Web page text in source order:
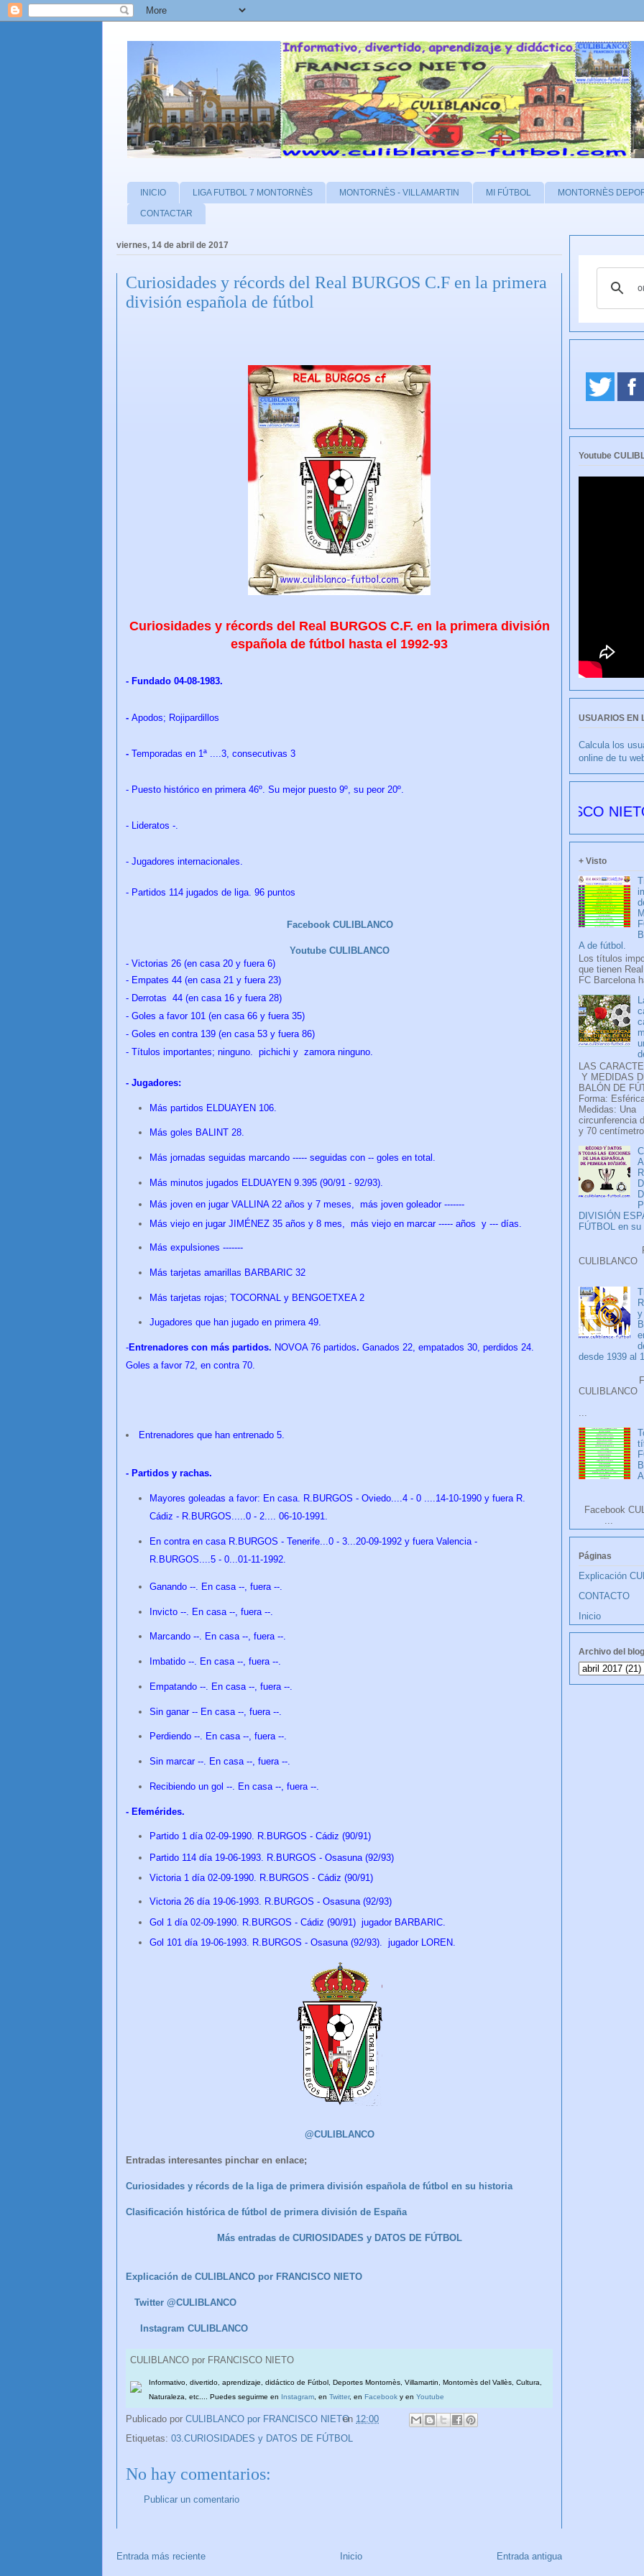
INICIO LIGA FUTBOL 7 MONTORNÈS MONTORNÈS - VILLAMARTIN MI FÚTBOL MONTORNÈS
CONTACTAR
viernes, 14 de abril de 2017
Curiosidades y récords del Real BURGOS C.F en la primera
división española de fútbol
Curiosidades y récords del Real BURGOS C.F. en la primera división
española de fútbol hasta el 1992-93
- Fundado 04-08-1983.
- Apodos; Rojipardillos
- Temporadas en 1ª ....3, consecutivas 3
- Puesto histórico en primera 46º. Su mejor puesto 9º, su peor 20º.
- Lideratos -.
- Jugadores internacionales.
- Partidos 114 jugados de liga. 96 puntos
Facebook CULIBLANCO
Youtube CULIBLANCO
- Victorias 26 (en casa 20 y fuera 6)
- Empates 44 (en casa 21 y fuera 23)
- Derrotas 44 (en casa 16 y fuera 28)
- Goles a favor 101 (en casa 66 y fuera 35)
- Goles en contra 139 (en casa 53 y fuera 86)
- Títulos importantes; ninguno. pichichi y zamora ninguno.
- Jugadores:
Más partidos ELDUAYEN 106.
Más goles BALINT 28.
Más jornadas seguidas marcando ----- seguidas con -- goles en total.
Más minutos jugados ELDUAYEN 9.395 (90/91 - 92/93).
Más joven en jugar VALLINA 22 años y 7 meses,
más joven goleador -------
Más viejo en jugar JIMÉNEZ 35 años y 8 mes, más viejo en marcar ----- años y --- días.
Más expulsiones -------
Más tarjetas amarillas BARBARIC 32
Más tarjetas rojas; TOCORNAL y BENGOETXEA 2
Jugadores que han jugado en primera 49.
-Entrenadores con más partidos. NOVOA 76 partidos. Ganados 22, empatados 30, perdidos 24.
Goles a favor 72, en contra 70.
Entrenadores que han entrenado 5.
- Partidos y rachas.
Mayores goleadas a favor: En casa. R.BURGOS - Oviedo....4 - 0 ....14-10-1990 y fuera R.
Cádiz - R.BURGOS.....0 - 2.... 06-10-1991.
En contra en casa R.BURGOS - Tenerife...0 - 3...20-09-1992 y fuera Valencia -
R.BURGOS....5 - 0...01-11-1992.
Ganando --. En casa --, fuera --.
Invicto --. En casa --, fuera --.
Marcando --. En casa --, fuera --.
Imbatido --. En casa --, fuera --.
Empatando --. En casa --, fuera --.
Sin ganar -- En casa --, fuera --.
Perdiendo --. En casa --, fuera --.
Sin marcar --. En casa --, fuera --.
Recibiendo un gol --. En casa --, fuera --.
- Efemérides.
Partido 1 día 02-09-1990. R.BURGOS - Cádiz (90/91)
Partido 114 día 19-06-1993. R.BURGOS - Osasuna (92/93)
Victoria 1 día 02-09-1990. R.BURGOS - Cádiz (90/91)
Victoria 26 día 19-06-1993. R.BURGOS - Osasuna (92/93)
Gol 1 día 02-09-1990. R.BURGOS - Cádiz (90/91) jugador BARBARIC.
Gol 101 día 19-06-1993. R.BURGOS - Osasuna (92/93). jugador LOREN.
@CULIBLANCO
Entradas interesantes pinchar en enlace;
Curiosidades y récords de la liga de primera división española de fútbol en su historia
Clasificación histórica de fútbol de primera división de España
Más entradas de CURIOSIDADES y DATOS DE FÚTBOL
Explicación de CULIBLANCO por FRANCISCO NIETO
Twitter @CULIBLANCO
Instagram CULIBLANCO
CULIBLANCO por FRANCISCO NIETO
Informativo, divertido, aprendizaje, didáctico de Fútbol, Deportes Montornès, Villamartin, Montornès del Vallès, Cultura,
Naturaleza, etc.... Puedes seguirme en
Instagram, en Twitter, en Facebook y en Youtube
Publicado por CULIBLANCO por FRANCISCO NIETO
en 12:00
Etiquetas: 03.CURIOSIDADES y DATOS DE FÚTBOL
No hay comentarios:
Publicar un comentario
Entrada más reciente Entrada antigua
Inicio
Youtube
USUARIOS EN
Calcula los
online de tu
CULIBLANCO por FRANCISCO NIETO
+ Visto
A de fútbol.
Los títulos
que tienen
FC Barcelona
LAS
Y MEDIDAS
BALÓN DE
Forma:
Medidas: Una
circunferencia
y 70
DIVISIÓN
FÚTBOL en su
y
desde 1939 al
Facebook
...
Páginas
Explicación
CONTACTO
Inicio
Archivo del blog